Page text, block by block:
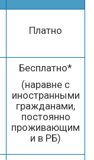
Платно
Бесплатно*
(наравне с
иностранными
гражданами,
постоянно
проживающим
и в РБ)